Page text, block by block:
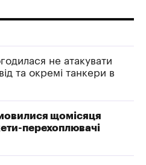
не атакувати
та окремі танкери в
щомісяця
перехоплювачі